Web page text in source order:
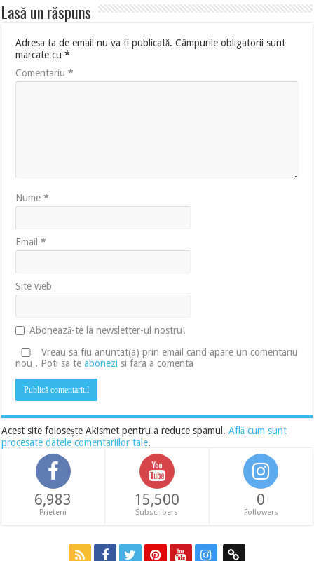
Lasă un răspuns
Adresa ta de email nu va fi publicată. Câmpurile obligatorii sunt
marcate cu*
Comentariu*
Nume*
Email*
Site web
Abonează-te la newsletter-ul nostru!
Vreau sa fiu anuntat(a) prin email cand apare un comentariu
nou . Poti sa teabonezi si fara a comenta
Acest site folosește Akismet pentru a reduce spamul.Află cum sunt
procesate datele comentariilor tale.
6,983
Prieteni
15,500
Subscribers
0
Followers